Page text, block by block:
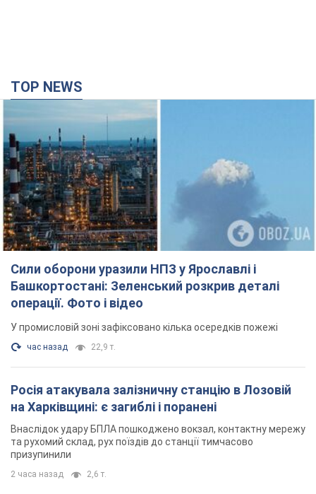
TOP NEWS
Сили оборони уразили НПЗ у Ярославлі і
Башкортостані: Зеленський розкрив деталі
операції. Фото і відео
У промисловій зоні зафіксовано кілька осередків пожежі
час назад 22,9 т.
Росія атакувала залізничну станцію в Лозовій
на Харківщині: є загиблі і поранені
Внаслідок удару БПЛА пошкоджено вокзал, контактну мережу
та рухомий склад, рух поїздів до станції тимчасово
призупинили
2 часа назад 2,6 т.